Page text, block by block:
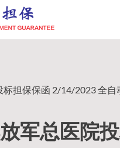
标担保保函 2/14/2023 全
军总医院